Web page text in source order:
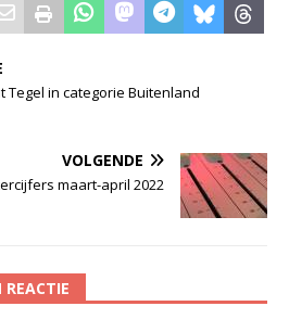
Tegel in categorie Buitenland
VOLGENDE
maart-april 2022
REACTIE